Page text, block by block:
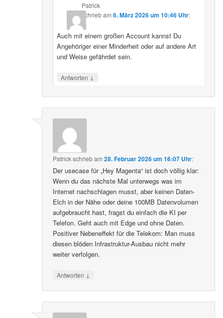
Patrick
schriebam 6. März 2026 um 10:46 Uhr:
Auch mit einem großen Account kannst Du
Angehöriger einer Minderheit oder auf andere Art
und Weise gefährdet sein.
Antworten ↓
Patrickschriebam28. Februar 2026 um 16:07 Uhr:
Der usecase für „Hey Magenta“ ist doch völlig klar:
Wenn du das nächste Mal unterwegs was im
Internet nachschlagen musst, aber keinen Daten-
Elch in der Nähe oder deine 100MB Datenvolumen
aufgebraucht hast, fragst du einfach die KI per
Telefon. Geht auch mit Edge und ohne Daten.
Positiver Nebeneffekt für die Telekom: Man muss
diesen blöden Infrastruktur-Ausbau nicht mehr
weiter verfolgen.
Antworten ↓